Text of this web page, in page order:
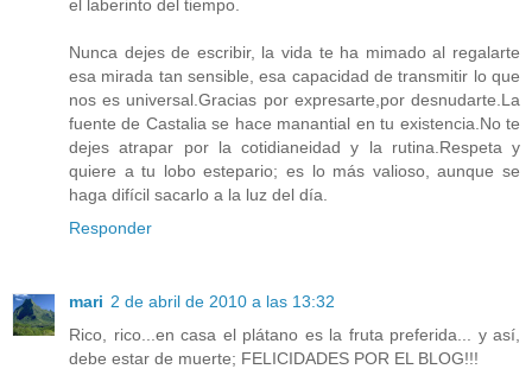
el laberinto del tiempo.
Nunca dejes de escribir, la vida te ha mimado al regalarte
esa mirada tan sensible, esa capacidad de transmitir lo que
nos es universal.Gracias por expresarte,por desnudarte.La
fuente de Castalia se hace manantial en tu existencia.No te
dejes atrapar por la cotidianeidad y la rutina.Respeta y
quiere a tu lobo estepario; es lo más valioso, aunque se
haga difícil sacarlo a la luz del día.
Responder
mari 2 de abril de 2010 a las 13:32
Rico, rico...en casa el plátano es la fruta preferida... y así,
debe estar de muerte; FELICIDADES POR EL BLOG!!!